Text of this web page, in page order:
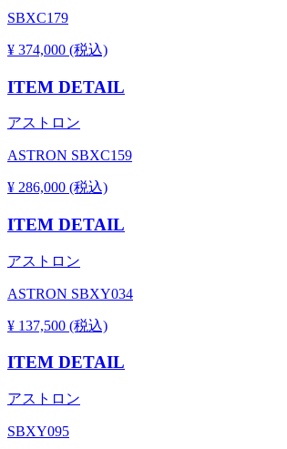
SBXC179
¥ 374,000 (税込)
ITEM DETAIL
アストロン
ASTRON SBXC159
¥ 286,000 (税込)
ITEM DETAIL
アストロン
ASTRON SBXY034
¥ 137,500 (税込)
ITEM DETAIL
アストロン
SBXY095